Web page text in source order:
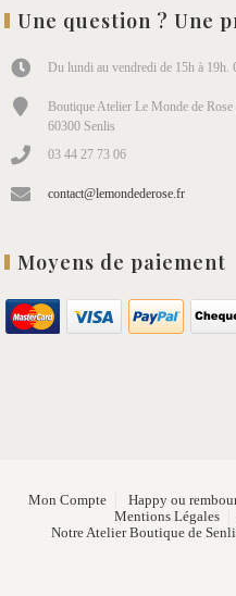
Une question ? Une
Du lundi au vendredi de 15h à 19h.
Boutique Atelier Le Monde de
60300 Senlis
03 44 27 73 06
contact@lemondederose.fr
Moyens de paiement
Mon Compte Happy ou
Mentions Légales
Notre Atelier Boutique de